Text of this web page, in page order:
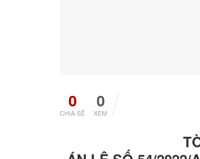
0
CHIA SẺ
0
XEM